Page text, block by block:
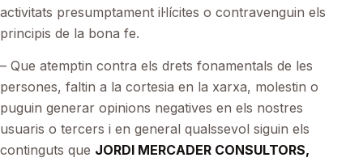
activitats presumptament il·lícites o contravenguin els
principis de la bona fe.
– Que atemptin contra els drets fonamentals de les
persones, faltin a la cortesia en la xarxa, molestin o
puguin generar opinions negatives en els nostres
usuaris o tercers i en general qualssevol siguin els
continguts que JORDI MERCADER CONSULTORS,